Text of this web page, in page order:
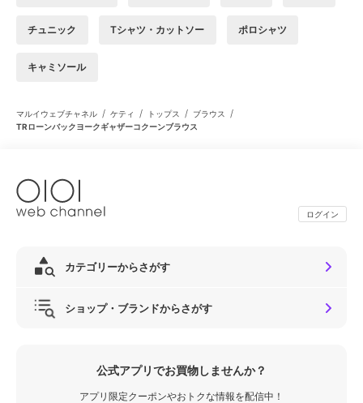
チュニック Tシャツ・カットソー ポロシャツ
キャミソール
マルイウェブチャネル / ケティ / トップス / ブラウス /
TRローンバックヨークギャザーコクーンブラウス
ログイン
カテゴリーからさがす
ショップ・ブランドからさがす
公式アプリでお買物しませんか？
アプリ限定クーポンやおトクな情報を配信中！